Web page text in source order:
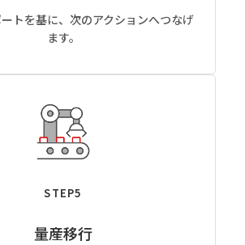
トを基に、次のアクションへつなげ
ます。
STEP5
量産移行